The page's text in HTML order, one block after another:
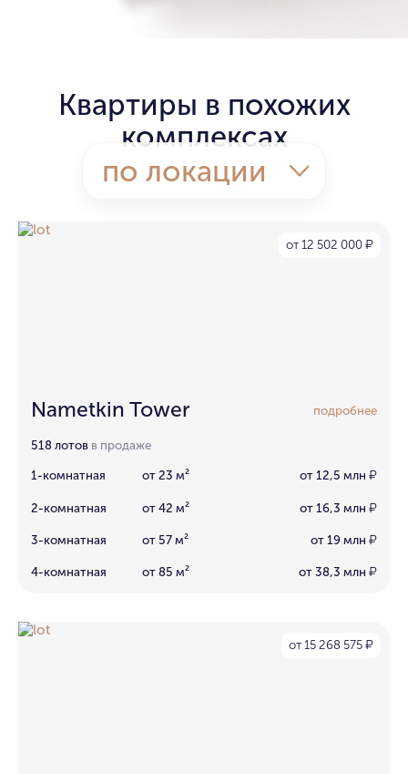
Квартиры в похожих
комплексах
по локации
от 12 502 000 ₽
Nametkin Tower подробнее
518 лотов в продаже
1-комнатная от 23 м² от 12,5 млн ₽
2-комнатная от 42 м² от 16,3 млн ₽
3-комнатная от 57 м² от 19 млн ₽
4-комнатная от 85 м² от 38,3 млн ₽
от 15 268 575 ₽